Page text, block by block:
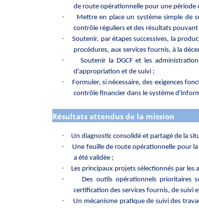
de route opérationnelle pour une période
·
Mettre en place un système simple de
contrôle réguliers et des résultats
·
Soutenir, par étapes successives, la
procédures, aux services fournis, à la
·
Soutenir la DGCF et les
d'appropriation et de suivi ;
·
Formuler, si nécessaire, des exigences
contrôle financier dans le système
Résultats attendus de la mission
· Un diagnostic consolidé et partagé de la
·
Une feuille de route opérationnelle pour
a été validée ;
· Les principaux projets sélectionnés par
·
Des outils opérationnels prioritaires
certification des services fournis, de suivi
·
Un mécanisme pratique de suivi des